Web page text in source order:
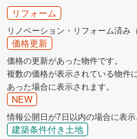
リフォーム
リノベーション・リフォーム済み
価格更新
価格の更新があった物件です。
複数の価格が表示されている物件
あった場合に表示されます。
NEW
情報公開日が7日以内の場合に表示
建築条件付き土地